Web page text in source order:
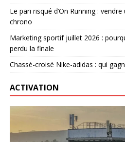
Le pari risqué d’On Running :
chrono
Marketing sportif juillet 2026 :
perdu la finale
Chassé-croisé Nike-adidas : qui
ACTIVATION